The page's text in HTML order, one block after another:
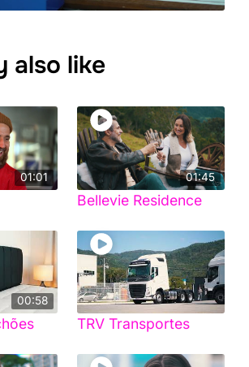
also like
01:01 01:45
Bellevie Residence
00:58
TRV Transportes